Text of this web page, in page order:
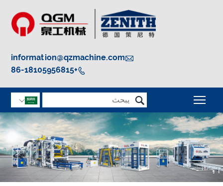

information@qzmachine.com

+86-18105956815
 
تبديل رؤية القائمة الرئيسية